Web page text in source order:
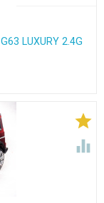
LUXURY 2.4G

